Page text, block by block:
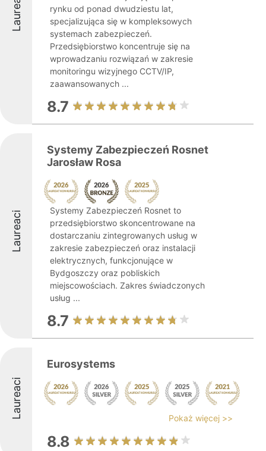
Laureaci
rynku od ponad dwudziestu lat,
specjalizująca się w kompleksowych
systemach zabezpieczeń.
Przedsiębiorstwo koncentruje się na
wprowadzaniu rozwiązań w zakresie
monitoringu wizyjnego CCTV/IP,
zaawansowanych ...
8.7
Laureaci
Systemy Zabezpieczeń Rosnet
Jarosław Rosa
Systemy Zabezpieczeń Rosnet to
przedsiębiorstwo skoncentrowane na
dostarczaniu zintegrowanych usług w
zakresie zabezpieczeń oraz instalacji
elektrycznych, funkcjonujące w
Bydgoszczy oraz pobliskich
miejscowościach. Zakres świadczonych
usług ...
8.7
Laureaci
Eurosystems
Pokaż więcej >>
8.8